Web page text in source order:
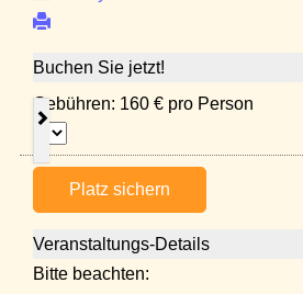
Buchen Sie jetzt!
Gebühren: 160 € pro Person
Platz sichern
Veranstaltungs-Details
Bitte beachten: